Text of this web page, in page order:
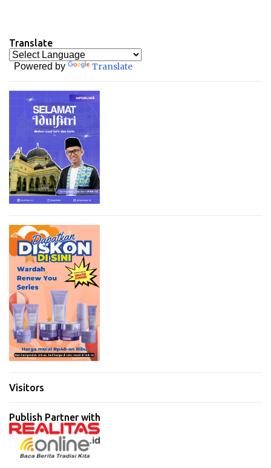
Translate
Powered by Translate
Visitors
Publish Partner with